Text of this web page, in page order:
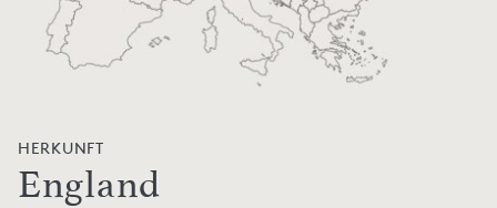
HERKUNFT
England